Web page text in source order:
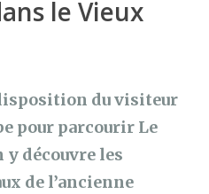
le Vieux
du visiteur
pour parcourir Le
découvre les
de l’ancienne